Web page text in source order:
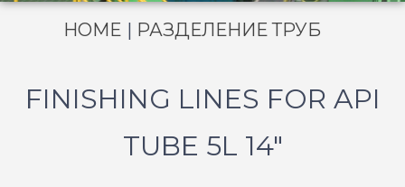
HOME | РАЗДЕЛЕНИЕ ТРУБ
FINISHING LINES FOR API
TUBE 5L 14"